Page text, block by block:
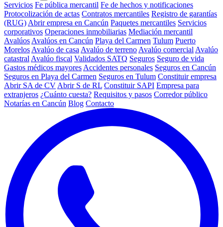
Servicios Fe pública mercantil Fe de hechos y notificaciones
Protocolización de actas Contratos mercantiles Registro de garantías
(RUG) Abrir empresa en Cancún Paquetes mercantiles Servicios
corporativos Operaciones inmobiliarias Mediación mercantil
Avalúos Avalúos en Cancún Playa del Carmen Tulum Puerto
Morelos Avalúo de casa Avalúo de terreno Avalúo comercial Avalúo
catastral Avalúo fiscal Validados SATQ Seguros Seguro de vida
Gastos médicos mayores Accidentes personales Seguros en Cancún
Seguros en Playa del Carmen Seguros en Tulum Constituir empresa
Abrir SA de CV Abrir S de RL Constituir SAPI Empresa para
extranjeros ¿Cuánto cuesta? Requisitos y pasos Corredor público
Notarías en Cancún Blog Contacto